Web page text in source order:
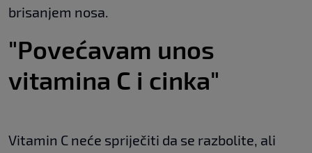
brisanjem nosa.
"Povećavam unos
vitamina C i cinka"
Vitamin C neće spriječiti da se razbolite, ali